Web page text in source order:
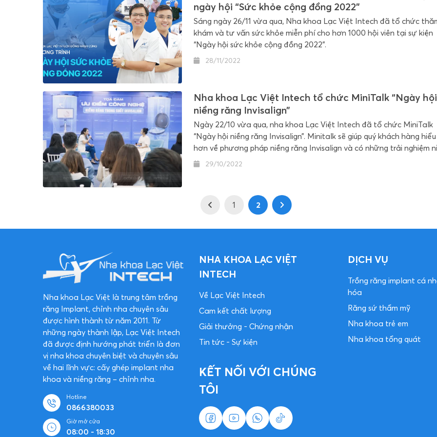
ngày hội “Sức khỏe cộng đồng 2022”
Sáng ngày 26/11 vừa qua, Nha khoa Lạc Việt Intech đã tổ chức
khám và tư vấn sức khỏe miễn phí cho hơn 1000 hội viên tại sự kiện
“Ngày hội sức khỏe cộng đồng 2022”.
28/11/2022
Nha khoa Lạc Việt Intech tổ chức MiniTalk “Ngày hội
niềng răng Invisalign”
Ngày 22/10 vừa qua, nha khoa Lạc Việt Intech đã tổ chức MiniTalk
“Ngày hội niềng răng Invisalign”. Minitalk sẽ giúp quý khách hàng hiểu
hơn về phương pháp niềng răng Invisalign và có những trải nghiệm
răng thoải mái cùng nhiều ưu đãi hấp dẫn.
29/10/2022
1 2
Nha khoa Lạc Việt là trung tâm trồng
răng Implant, chỉnh nha chuyên sâu
được hình thành từ năm 2011. Từ
những ngày thành lập, Lạc Việt Intech
đã được định hướng phát triển là đơn
vị nha khoa chuyên biệt và chuyên sâu
về hai lĩnh vực: cấy ghép implant nha
khoa và niềng răng – chỉnh nha.
Hotline
0866380033
Giờ mở cửa
08:00 - 18:30
NHA KHOA LẠC VIỆT
INTECH
Về Lạc Việt Intech
Cam kết chất lượng
Giải thưởng - Chứng nhận
Tin tức - Sự kiện
KẾT NỐI VỚI CHÚNG
TÔI
DỊCH VỤ
Trồng răng implant cá
hóa
Răng sứ thẩm mỹ
Nha khoa trẻ em
Nha khoa tổng quát